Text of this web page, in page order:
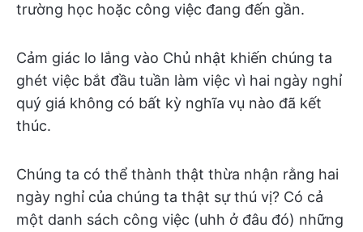
trường học hoặc công việc đang đến gần.
Cảm giác lo lắng vào Chủ nhật khiến chúng ta
ghét việc bắt đầu tuần làm việc vì hai ngày nghỉ
quý giá không có bất kỳ nghĩa vụ nào đã kết
thúc.
Chúng ta có thể thành thật thừa nhận rằng hai
ngày nghỉ của chúng ta thật sự thú vị? Có cả
một danh sách công việc (uhh ở đâu đó) những